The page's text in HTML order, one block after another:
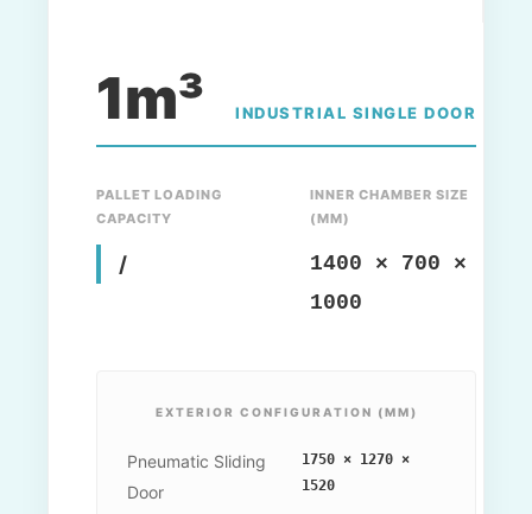
1m³ INDUSTRIAL SINGLE DOOR
PALLET LOADING
CAPACITY
/
INNER CHAMBER SIZE
(MM)
1400 × 700 ×
1000
EXTERIOR CONFIGURATION (MM)
Pneumatic Sliding
Door
1750 × 1270 ×
1520